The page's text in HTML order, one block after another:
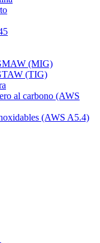
(MIG)
(TIG)
al carbono (AWS
(AWS A5.4)